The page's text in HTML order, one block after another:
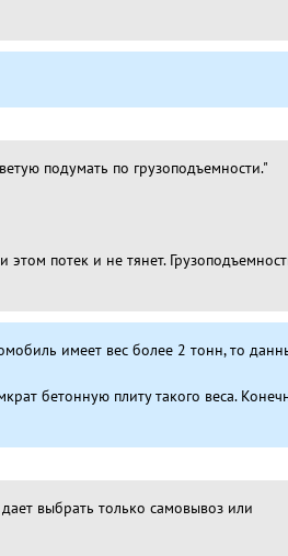
подумать по грузоподъемности."
потек и не тянет.
имеет вес более 2 тонн, то
бетонную плиту такого веса.
выбрать только самовывоз или